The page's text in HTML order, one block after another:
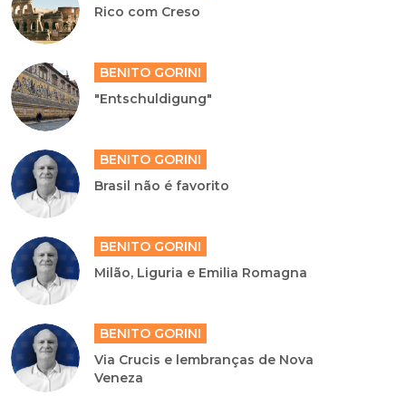
Rico com Creso
BENITO GORINI
"Entschuldigung"
BENITO GORINI
Brasil não é favorito
BENITO GORINI
Milão, Liguria e Emilia Romagna
BENITO GORINI
Via Crucis e lembranças de Nova
Veneza